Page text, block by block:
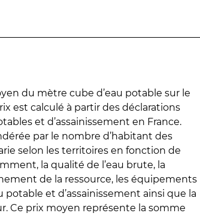
du mètre cube d’eau potable sur le
est calculé à partir des déclarations
et d’assainissement en France.
par le nombre d’habitant des
selon les territoires en fonction de
la qualité de l’eau brute, la
de la ressource, les équipements
potable et d’assainissement ainsi que la
Ce prix moyen représente la somme